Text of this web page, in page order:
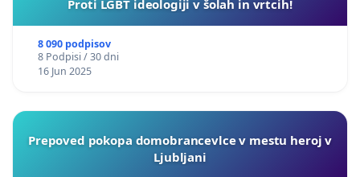
Proti LGBT ideologiji v šolah in vrtcih!
8 090 podpisov
8 Podpisi / 30 dni
16 Jun 2025
Prepoved pokopa domobrancevlce v mestu heroj v
Ljubljani